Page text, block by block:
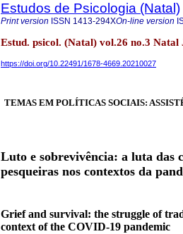
Estudos de Psicologia (Natal)
Print version ISSN 1413-294XOn-line version
Estud. psicol. (Natal) vol.26 no.3 Natal
https://doi.org/10.22491/1678-4669.20210027
TEMAS EM POLÍTICAS SOCIAIS:
Luto e sobrevivência: a luta das
pesqueiras nos contextos da
Grief and survival: the struggle of
context of the COVID-19 pandemic